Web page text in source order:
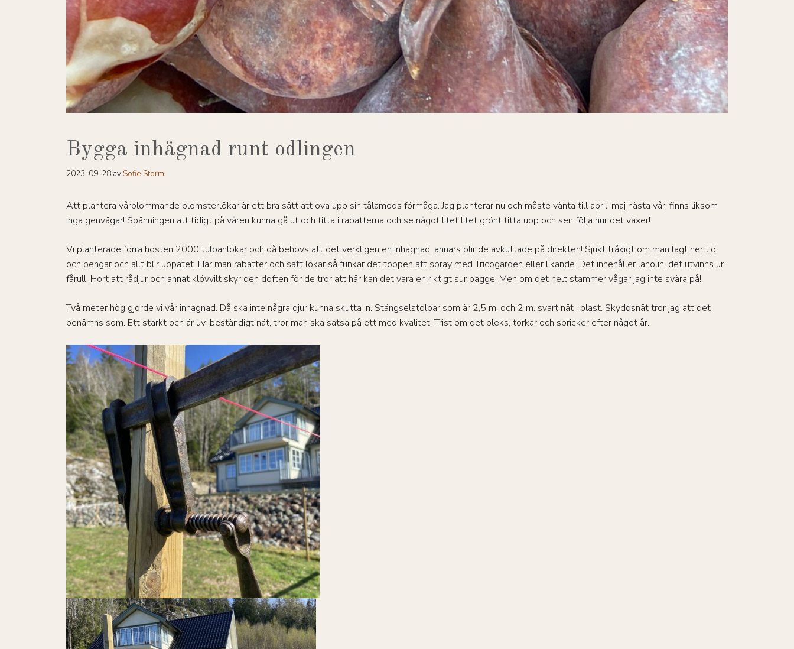
Bygga inhägnad runt odlingen
2023-09-28 av Sofie Storm
Att plantera vårblommande blomsterlökar är ett bra sätt att öva upp sin tålamods förmåga. Jag planterar nu och måste vänta till april-maj nästa vår, finns liksom
inga genvägar! Spänningen att tidigt på våren kunna gå ut och titta i rabatterna och se något litet litet grönt titta upp och sen följa hur det växer!
Vi planterade förra hösten 2000 tulpanlökar och då behövs att det verkligen en inhägnad, annars blir de avkuttade på direkten! Sjukt tråkigt om man lagt ner tid
och pengar och allt blir uppätet. Har man rabatter och satt lökar så funkar det toppen att spray med Tricogarden eller likande. Det innehåller lanolin, det utvinns ur
fårull. Hört att rådjur och annat klövvilt skyr den doften för de tror att här kan det vara en riktigt sur bagge. Men om det helt stämmer vågar jag inte svära på!
Två meter hög gjorde vi vår inhägnad. Då ska inte några djur kunna skutta in. Stängselstolpar som är 2,5 m. och 2 m. svart nät i plast. Skyddsnät tror jag att det
benämns som. Ett starkt och är uv-beständigt nät, tror man ska satsa på ett med kvalitet. Trist om det bleks, torkar och spricker efter något år.